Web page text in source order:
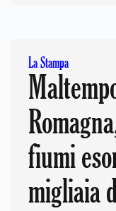
La Stampa
fiumi
migliaia